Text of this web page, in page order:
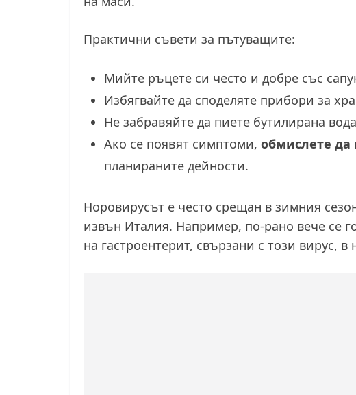
Практични съвети за пътуващите:
Мийте ръцете си често и добре със
Избягвайте да споделяте прибори за
Не забравяйте да пиете бутилирана
Ако се появят симптоми, обмислете да
планираните дейности.
Норовирусът е често срещан в зимния
извън Италия. Например, по-рано вече се
на гастроентерит, свързани с този вирус,